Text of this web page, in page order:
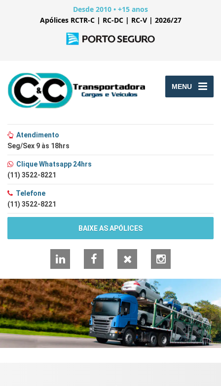
Desde 2010 • +15 anos
Apólices RCTR-C | RC-DC | RC-V | 2026/27
MENU
Atendimento
Seg/Sex 9 às 18hrs
Clique Whatsapp 24hrs
(11) 3522-8221
Telefone
(11) 3522-8221
BAIXE AS APÓLICES
LinkedInFacebook Instagram